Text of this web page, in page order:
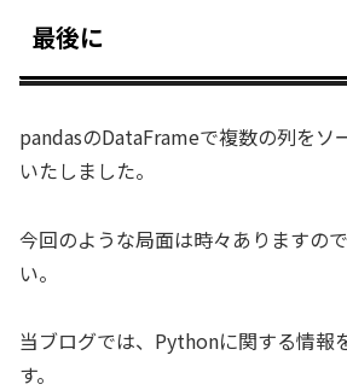
最後に
pandasのDataFrameで複数の列をソ
いたしました。
今回のような局面は時々ありますの
い。
当ブログでは、Pythonに関する情報
す。